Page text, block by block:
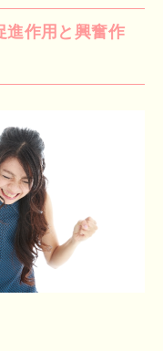
進作用と興奮作